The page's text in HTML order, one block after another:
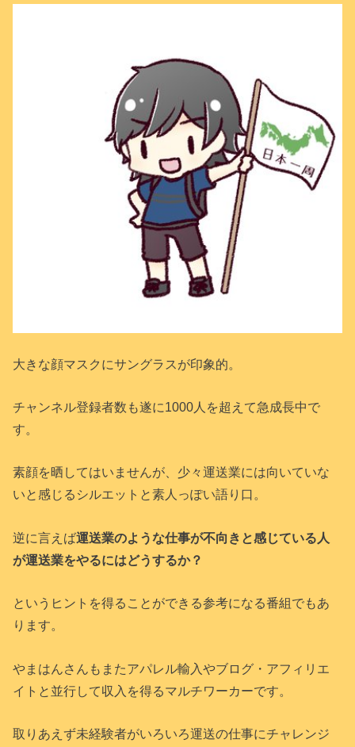
大きな顔マスクにサングラスが印象的。
チャンネル登録者数も遂に1000人を超えて急成長中で
す。
素顔を晒してはいませんが、少々運送業には向いていな
いと感じるシルエットと素人っぽい語り口。
逆に言えば運送業のような仕事が不向きと感じている人
が運送業をやるにはどうするか？
というヒントを得ることができる参考になる番組でもあ
ります。
やまはんさんもまたアパレル輸入やブログ・アフィリエ
イトと並行して収入を得るマルチワーカーです。
取りあえず未経験者がいろいろ運送の仕事にチャレンジ